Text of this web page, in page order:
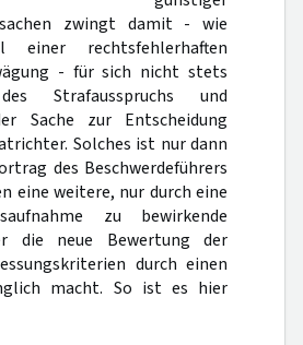
zwingt damit - wie
rechtsfehlerhaften
- für sich nicht stets
Strafausspruchs und
Sache zur Entscheidung
Solches ist nur dann
des Beschwerdeführers
eine weitere, nur durch eine
zu bewirkende
die neue Bewertung der
durch einen
macht. So ist es hier